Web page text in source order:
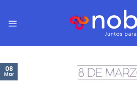
Día internacional
MARZO 8, 2023
08
Mar